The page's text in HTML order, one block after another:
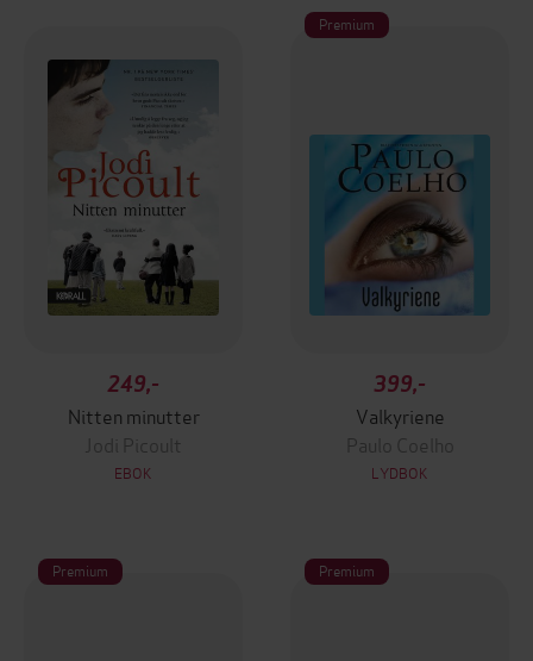
249,-
Nitten minutter
Jodi Picoult
EBOK
Premium
399,-
Valkyriene
Paulo Coelho
LYDBOK
Premium Premium